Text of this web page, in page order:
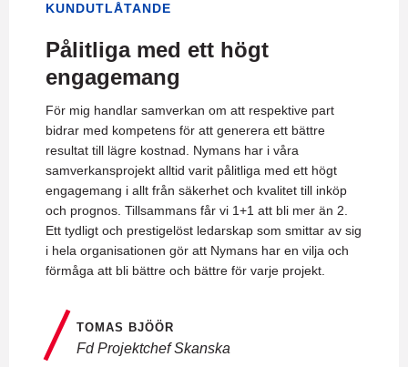
KUNDUTLÅTANDE
Pålitliga med ett högt
engagemang
För mig handlar samverkan om att respektive part
bidrar med kompetens för att generera ett bättre
resultat till lägre kostnad. Nymans har i våra
samverkansprojekt alltid varit pålitliga med ett högt
engagemang i allt från säkerhet och kvalitet till inköp
och prognos. Tillsammans får vi 1+1 att bli mer än 2.
Ett tydligt och prestigelöst ledarskap som smittar av sig
i hela organisationen gör att Nymans har en vilja och
förmåga att bli bättre och bättre för varje projekt.
TOMAS BJÖÖR
Fd Projektchef Skanska